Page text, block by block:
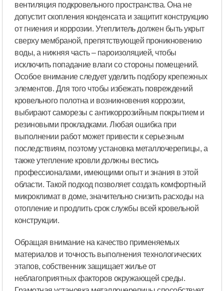
вентиляция подкровельного пространства. Она не
допустит скопления конденсата и защитит конструкцию
от гниения и коррозии. Утеплитель должен быть укрыт
сверху мембраной, препятствующей проникновению
воды, а нижняя часть – пароизоляцией, чтобы
исключить попадание влаги со стороны помещений.
Особое внимание следует уделить подбору крепежных
элементов. Для того чтобы избежать повреждений
кровельного полотна и возникновения коррозии,
выбирают саморезы с антикоррозийным покрытием и
резиновыми прокладками. Любая ошибка при
выполнении работ может привести к серьезным
последствиям, поэтому установка металлочерепицы, а
также утепление кровли должны вестись
профессионалами, имеющими опыт и знания в этой
области. Такой подход позволяет создать комфортный
микроклимат в доме, значительно снизить расходы на
отопление и продлить срок службы всей кровельной
конструкции.
Обращая внимание на качество применяемых
материалов и точность выполнения технологических
этапов, собственник защищает жилье от
неблагоприятных факторов окружающей среды.